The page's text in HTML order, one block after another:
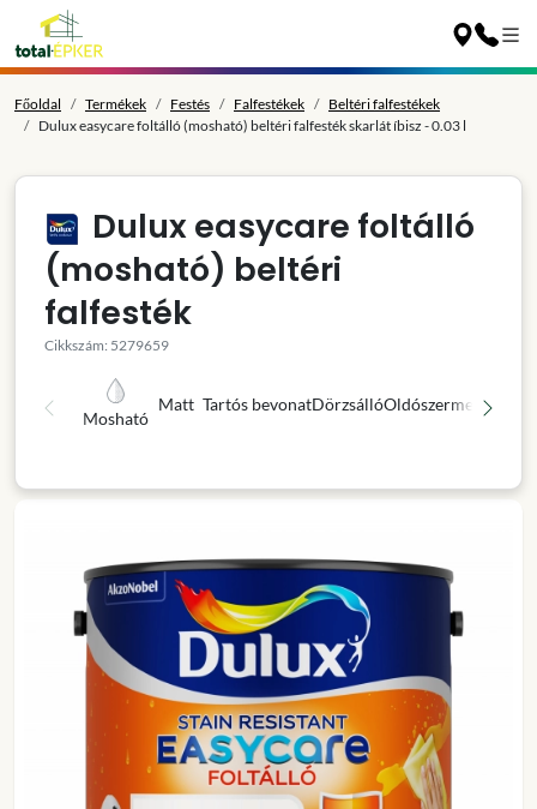
Főoldal Termékek Festés Falfestékek
Beltéri falfestékek
Dulux easycare foltálló (mosható) beltéri falfesték skarlát íbisz - 0.03 l
Dulux easycare foltálló
(mosható) beltéri
falfesték
Cikkszám: 5279659
Mosható
Matt Tartós bevonatDörzsállóOldószermentes